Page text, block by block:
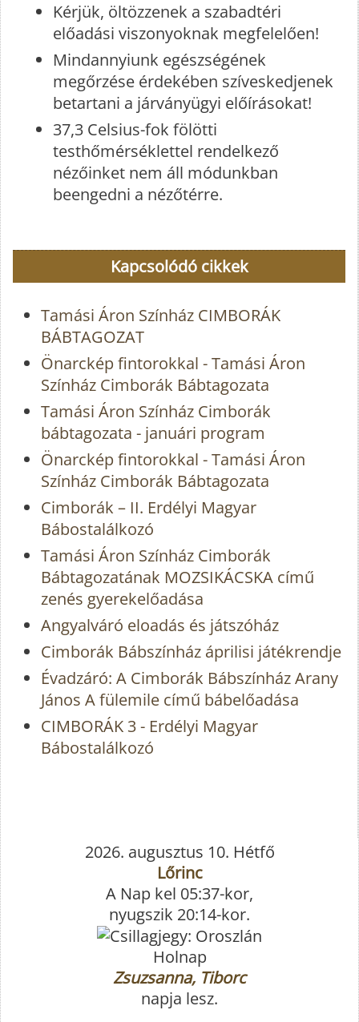
Kérjük, öltözzenek a szabadtéri
előadási viszonyoknak megfelelően!
Mindannyiunk egészségének
megőrzése érdekében szíveskedjenek
betartani a járványügyi előírásokat!
37,3 Celsius-fok fölötti
testhőmérséklettel rendelkező
nézőinket nem áll módunkban
beengedni a nézőtérre.
Kapcsolódó cikkek
Tamási Áron Színház CIMBORÁK
BÁBTAGOZAT
Önarckép fintorokkal - Tamási Áron
Színház Cimborák Bábtagozata
Tamási Áron Színház Cimborák
bábtagozata - januári program
Önarckép fintorokkal - Tamási Áron
Színház Cimborák Bábtagozata
Cimborák – II. Erdélyi Magyar
Bábostalálkozó
Tamási Áron Színház Cimborák
Bábtagozatának MOZSIKÁCSKA című
zenés gyerekelőadása
Angyalváró eloadás és játszóház
Cimborák Bábszínház áprilisi játékrendje
Évadzáró: A Cimborák Bábszínház Arany
János A fülemile című bábelőadása
CIMBORÁK 3 - Erdélyi Magyar
Bábostalálkozó
2026. augusztus 10. Hétfő
Lőrinc
A Nap kel 05:37-kor,
nyugszik 20:14-kor.
Holnap
Zsuzsanna, Tiborc
napja lesz.